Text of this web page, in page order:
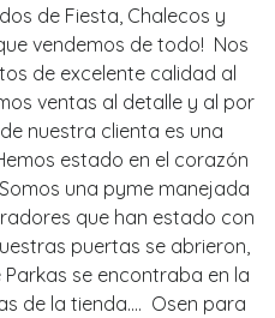
de Fiesta, Chalecos y
vendemos de todo! Nos
de excelente calidad al
ventas al detalle y al por
nuestra clienta es una
estado en el corazón
una pyme manejada
que han estado con
puertas se abrieron,
se encontraba en la
de la tienda.... Osen para